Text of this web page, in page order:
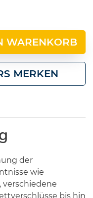
WARENKORB
MERKEN
der
wie
verschiedene
bis hin